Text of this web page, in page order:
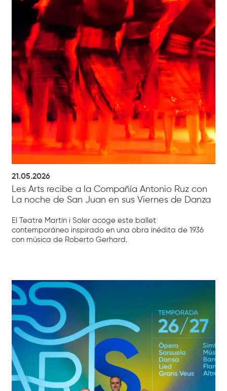
21.05.2026
Les Arts recibe a la Compañía Antonio Ruz con
La noche de San Juan en sus Viernes de Danza
El Teatre Martín i Soler acoge este ballet
contemporáneo inspirado en una obra inédita de 1936
con música de Roberto Gerhard.